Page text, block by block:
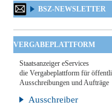
BSZ-NEWSLETTER
VERGABEPLATTFORM
Staatsanzeiger eServices
die Vergabeplattform für
Ausschreibungen und Aufträge
Ausschreiber